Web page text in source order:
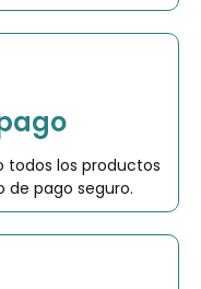
todos los productos
de pago seguro.